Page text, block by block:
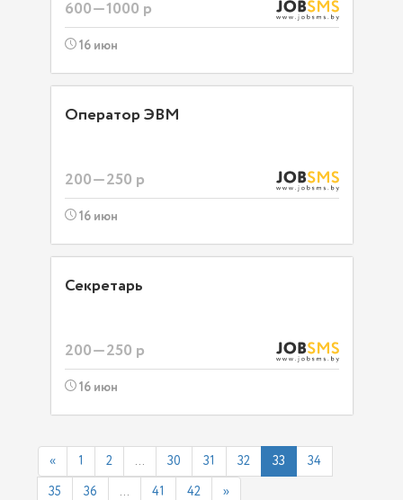
600—1000 р
16 июн
Оператор ЭВМ
200—250 р
16 июн
Секретарь
200—250 р
16 июн
« 1 2 ... 30 31 32 33 34
35 36 ... 41 42 »